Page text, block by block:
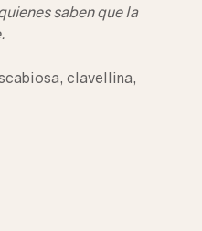
saben que la
clavellina,